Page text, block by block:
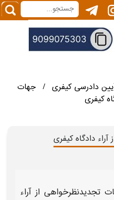
دادرسی کیفری /
جهات
کیفری
دادگاه کیفری
تجدیدنظرخواهی از آراء